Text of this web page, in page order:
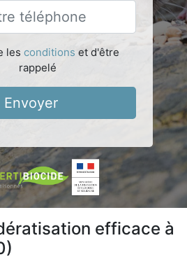
les conditions et d'être
rappelé
Envoyer
efficace à